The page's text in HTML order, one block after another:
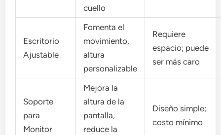
cuello
Escritorio
Ajustable
Fomenta el
movimiento,
altura
personalizable
Requiere
espacio; puede
ser más caro
Soporte
para
Monitor
Mejora la
altura de la
pantalla,
reduce la
Diseño simple;
costo mínimo